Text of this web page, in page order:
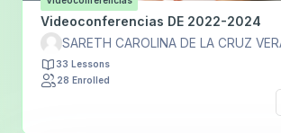
Videoconferencias DE 2022-2024
SARETH CAROLINA DE LA CRUZ
33 Lessons
28 Enrolled